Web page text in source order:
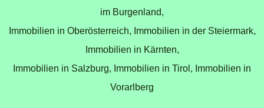
im Burgenland,
Immobilien in Oberösterreich, Immobilien in der Steiermark,
Immobilien in Kärnten,
Immobilien in Salzburg, Immobilien in Tirol, Immobilien in
Vorarlberg